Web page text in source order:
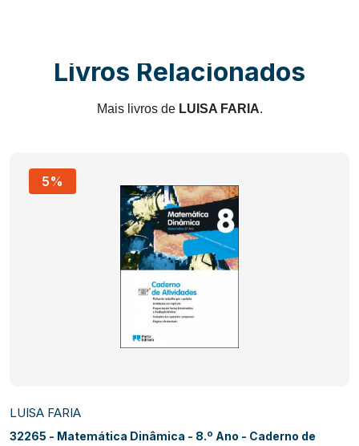
Livros Relacionados
Mais livros de LUISA FARIA.
FARIA
- Matemática Dinâmica - 8.º Ano - Caderno de